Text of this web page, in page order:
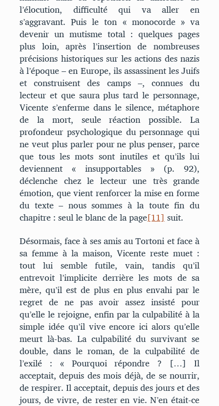
l’élocution, difficulté qui va aller en
s’aggravant. Puis le ton « monocorde » va
devenir un mutisme total : quelques pages
plus loin, après l’insertion de nombreuses
précisions historiques sur les actions des nazis
à l’époque – en Europe, ils assassinent les Juifs
et construisent des camps –, connues du
lecteur et que saura plus tard le personnage,
Vicente s’enferme dans le silence, métaphore
de la mort, seule réaction possible. La
profondeur psychologique du personnage qui
ne veut plus parler pour ne plus penser, parce
que tous les mots sont inutiles et qu’ils lui
deviennent « insupportables » (p. 92),
déclenche chez le lecteur une très grande
émotion, que vient renforcer la mise en forme
du texte – nous sommes à la toute fin du
chapitre : seul le blanc de la page[11]suit.
Désormais, face à ses amis au Tortoni et face à
sa femme à la maison, Vicente reste muet :
tout lui semble futile, vain, tandis qu’il
entrevoit l’implicite derrière les mots de sa
mère, qu’il est de plus en plus envahi par le
regret de ne pas avoir assez insisté pour
qu’elle le rejoigne, enfin par la culpabilité à la
simple idée qu’il vive encore ici alors qu’elle
meurt là-bas. La culpabilité du survivant se
double, dans le roman, de la culpabilité de
l’exilé : « Pourquoi répondre ? […] Il
acceptait, depuis des mois déjà, de se nourrir,
de respirer. Il acceptait, depuis des jours et des
jours, de vivre, de rester en vie. N’en était-ce